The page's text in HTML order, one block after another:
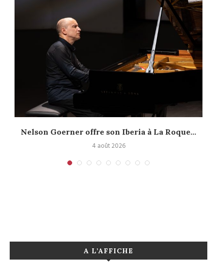
Nelson Goerner offre son Iberia à La Roque...
4 août 2026
A L’AFFICHE